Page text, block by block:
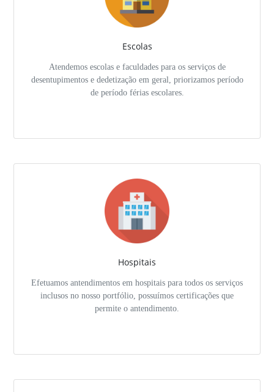
Escolas
Atendemos escolas e faculdades para os serviços de
desentupimentos e dedetização em geral, priorizamos período
de período férias escolares.
Hospitais
Efetuamos antendimentos em hospitais para todos os serviços
inclusos no nosso portfólio, possuímos certificações que
permite o antendimento.